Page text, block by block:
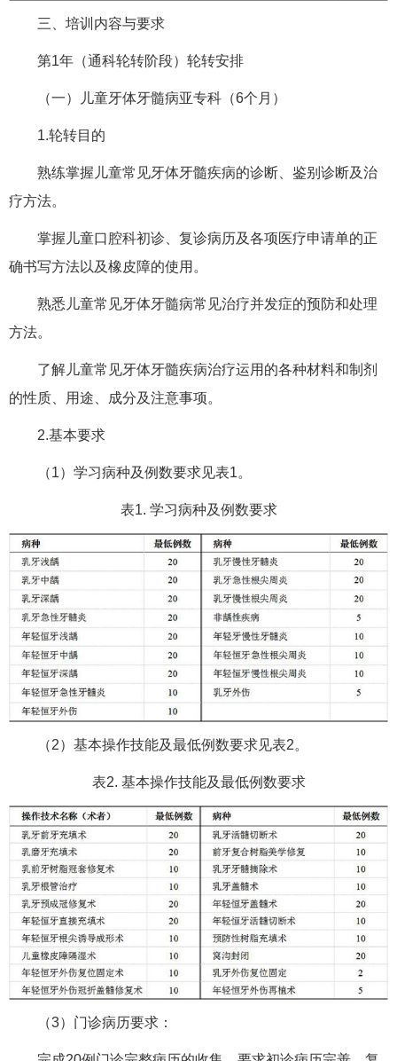
三、培训内容与要求
第1年（通科轮转阶段）轮转安排
（一）儿童牙体牙髓病亚专科（6个月）
1.轮转目的
熟练掌握儿童常见牙体牙髓疾病的诊断、鉴别诊断及治
疗方法。
掌握儿童口腔科初诊、复诊病历及各项医疗申请单的正
确书写方法以及橡皮障的使用。
熟悉儿童常见牙体牙髓病常见治疗并发症的预防和处理
方法。
了解儿童常见牙体牙髓疾病治疗运用的各种材料和制剂
的性质、用途、成分及注意事项。
2.基本要求
（1）学习病种及例数要求见表1。
表1. 学习病种及例数要求
（2）基本操作技能及最低例数要求见表2。
表2. 基本操作技能及最低例数要求
（3）门诊病历要求：